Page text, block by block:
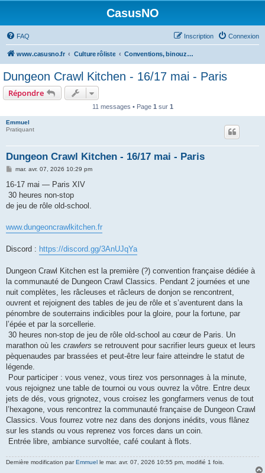
CasusNO
FAQ Connexion
Inscription
www.casusno.fr Culture rôliste Conventions, binouzes et recherche de joueurs
Dungeon Crawl Kitchen - 16/17 mai - Paris
Répondre
11 messages • Page 1 sur 1
Emmuel
Pratiquant
Dungeon Crawl Kitchen - 16/17 mai - Paris
M
s
a
g
e
mar. avr. 07, 2026 10:29 pm
16-17 mai — Paris XIV
30 heures non-stop
de jeu de rôle old-school.
www.dungeoncrawlkitchen.fr
Discord : https://discord.gg/3AnUJqYa
Dungeon Crawl Kitchen est la première (?) convention française dédiée à
la communauté de Dungeon Crawl Classics. Pendant 2 journées et une
nuit complètes, les râcleuses et râcleurs de donjon se rencontrent,
ouvrent et rejoignent des tables de jeu de rôle et s’aventurent dans la
pénombre de souterrains indicibles pour la gloire, pour la fortune, par
l’épée et par la sorcellerie.
30 heures non-stop de jeu de rôle old-school au cœur de Paris. Un
marathon où les crawlers se retrouvent pour sacrifier leurs gueux et leurs
pèquenaudes par brassées et peut-être leur faire atteindre le statut de
légende.
Pour participer : vous venez, vous tirez vos personnages à la minute,
vous rejoignez une table de tournoi ou vous ouvrez la vôtre. Entre deux
jets de dés, vous grignotez, vous croisez les gongfarmers venus de tout
l’hexagone, vous rencontrez la communauté française de Dungeon Crawl
Classics. Vous fourrez votre nez dans des donjons inédits, vous flânez
sur les stands ou vous reprenez vos forces dans un coin.
Entrée libre, ambiance survoltée, café coulant à flots.
Dernière modification parEmmuel le mar. avr. 07, 2026 10:55 pm, modifié 1 fois.